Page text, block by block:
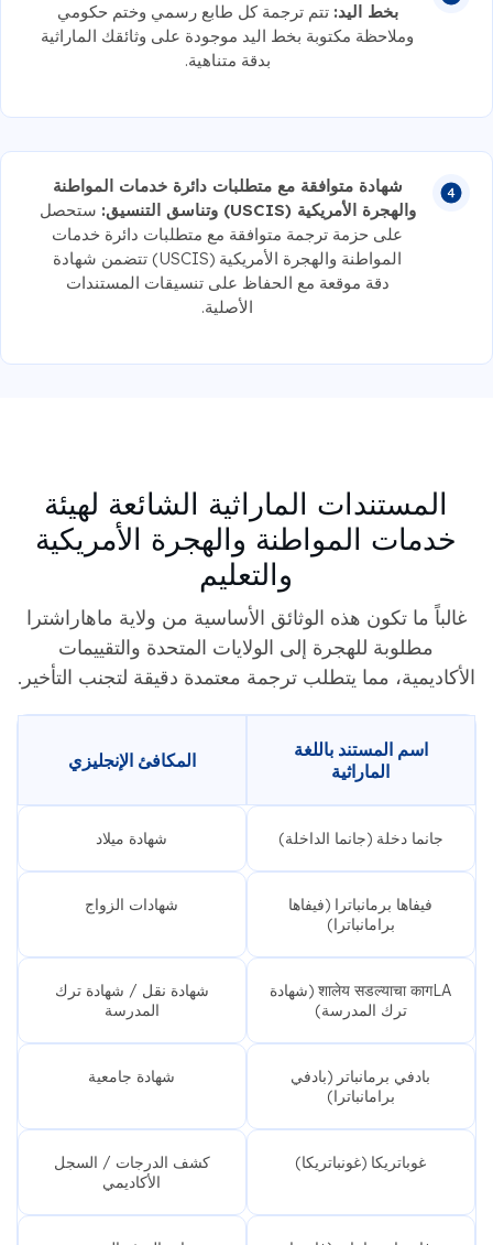
بخط اليد: تتم ترجمة كل طابع رسمي وختم حكومي
وملاحظة مكتوبة بخط اليد موجودة على وثائقك الماراثية
بدقة متناهية.
شهادة متوافقة مع متطلبات دائرة خدمات المواطنة
والهجرة الأمريكية (USCIS) وتناسق التنسيق:
ستحصل
على حزمة ترجمة متوافقة مع متطلبات دائرة خدمات
المواطنة والهجرة الأمريكية (USCIS) تتضمن شهادة
دقة موقعة مع الحفاظ على تنسيقات المستندات
الأصلية.
المستندات الماراثية الشائعة لهيئة
خدمات المواطنة والهجرة الأمريكية
والتعليم
غالباً ما تكون هذه الوثائق الأساسية من ولاية ماهاراشترا
مطلوبة للهجرة إلى الولايات المتحدة والتقييمات
الأكاديمية، مما يتطلب ترجمة معتمدة دقيقة لتجنب التأخير.
اسم المستند باللغة
الماراثية
المكافئ الإنجليزي
جانما دخلة (جانما الداخلة) شهادة ميلاد
فيفاها برمانباترا (فيفاها
برامانباترا)
شهادات الزواج
शालेय सडल्याचा कागLA (شهادة
ترك المدرسة)
شهادة نقل / شهادة ترك
المدرسة
بادفي برمانباتر (بادفي
برامانباترا)
شهادة جامعية
غوباتريكا (غونباتريكا)
كشف الدرجات / السجل
الأكاديمي